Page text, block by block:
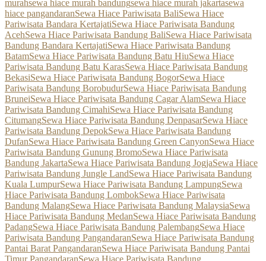
murahsewa hiace murah bandungsewa hiace murah jakartasewa
hiace pangandaranSewa Hiace Pariwisata BaliSewa Hiace
Pariwisata Bandara KertajatiSewa Hiace Pariwisata Bandung
AcehSewa Hiace Pariwisata Bandung BaliSewa Hiace Pariwisata
Bandung Bandara KertajatiSewa Hiace Pariwisata Bandung
BatamSewa Hiace Pariwisata Bandung Batu HiuSewa Hiace
Pariwisata Bandung Batu KarasSewa Hiace Pariwisata Bandung
BekasiSewa Hiace Pariwisata Bandung BogorSewa Hiace
Pariwisata Bandung BorobudurSewa Hiace Pariwisata Bandung
BruneiSewa Hiace Pariwisata Bandung Cagar AlamSewa Hiace
Pariwisata Bandung CimahiSewa Hiace Pariwisata Bandung
CitumangSewa Hiace Pariwisata Bandung DenpasarSewa Hiace
Pariwisata Bandung DepokSewa Hiace Pariwisata Bandung
DufanSewa Hiace Pariwisata Bandung Green CanyonSewa Hiace
Pariwisata Bandung Gunung BromoSewa Hiace Pariwisata
Bandung JakartaSewa Hiace Pariwisata Bandung JogjaSewa Hiace
Pariwisata Bandung Jungle LandSewa Hiace Pariwisata Bandung
Kuala LumpurSewa Hiace Pariwisata Bandung LampungSewa
Hiace Pariwisata Bandung LombokSewa Hiace Pariwisata
Bandung MalangSewa Hiace Pariwisata Bandung MalaysiaSewa
Hiace Pariwisata Bandung MedanSewa Hiace Pariwisata Bandung
PadangSewa Hiace Pariwisata Bandung PalembangSewa Hiace
Pariwisata Bandung PangandaranSewa Hiace Pariwisata Bandung
Pantai Barat PangandaranSewa Hiace Pariwisata Bandung Pantai